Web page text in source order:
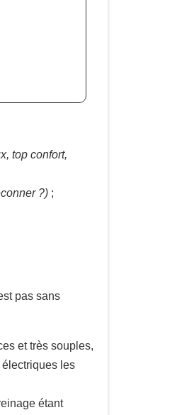
top confort,
?) ;
pas sans
et très souples,
électriques les
étant